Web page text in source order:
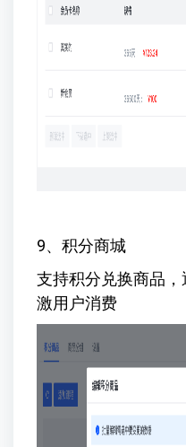
9、积分商城
支持积分兑换商品
激用户消费